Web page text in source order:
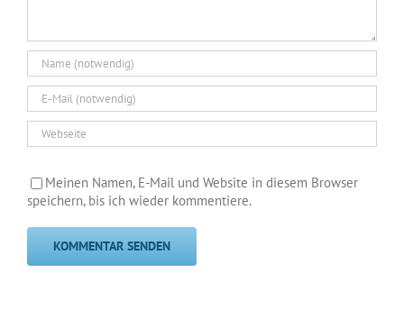
Meinen Namen, E-Mail und Website in diesem Browser
speichern, bis ich wieder kommentiere.